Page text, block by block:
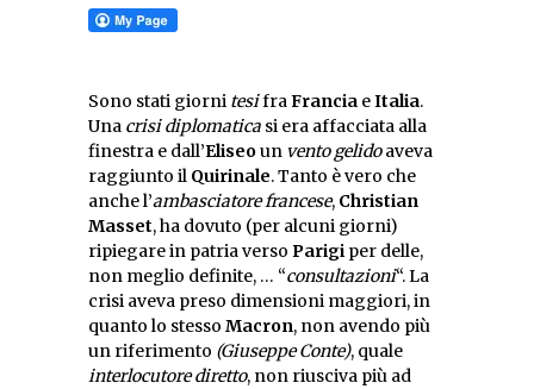
Sono stati giorni tesifraFrancia eItalia.
Una crisi diplomatica si era affacciata alla
finestra e dall’Eliseoun vento gelidoaveva
raggiunto il Quirinale. Tanto è vero che
anche l’ambasciatore francese, Christian
Masset, ha dovuto (per alcuni giorni)
ripiegare in patria verso Parigi per delle,
non meglio definite, … “consultazioni“. La
crisi aveva preso dimensioni maggiori, in
quanto lo stesso Macron, non avendo più
un riferimento (Giuseppe Conte), quale
interlocutore diretto, non riusciva più ad